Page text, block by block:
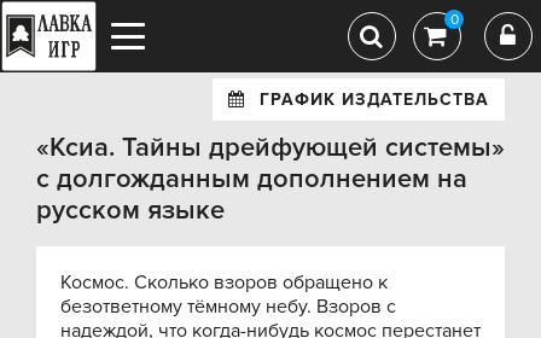
0
ГРАФИК ИЗДАТЕЛЬСТВА
«Ксиа. Тайны дрейфующей системы»
с долгожданным дополнением на
русском языке
Космос. Сколько взоров обращено к
безответному тёмному небу. Взоров с
надеждой, что когда-нибудь космос перестанет